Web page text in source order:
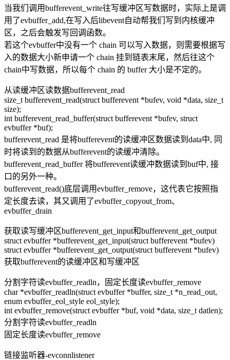
当我们调用bufferevent_write往写缓冲区写数据时，实际上是调
用了evbuffer_add,在写入后libevent自动帮我们写到内核缓冲
区，之后会触发写回调函数。
若这个evbuffer中没有一个 chain 可以写入数据，则需要根据写
入的数据大小新申请一个 chain 挂到链表末尾，然后往这个
chain中写数据，所以每个 chain 的 buffer 大小是不定的。
从读缓冲区读数据bufferevent_read
size_t bufferevent_read(struct bufferevent *bufev, void *data, size_t
size);
int bufferevent_read_buffer(struct bufferevent *bufev, struct
evbuffer *buf);
bufferevent_read 是将bufferevent的读缓冲区数据读到data中, 同
时将读到的数据从bufferevent的读缓冲清除。
bufferevent_read_buffer 将bufferevent读缓冲数据读到buf中, 接
口的另外一种。
bufferevent_read()底层调用evbuffer_remove，这代表它按照指
定长度去读，其又调用了evbuffer_copyout_from、
evbuffer_drain
获取读写缓冲区bufferevent_get_input和bufferevent_get_output
struct evbuffer *bufferevent_get_input(struct bufferevent *bufev)
struct evbuffer *bufferevent_get_output(struct bufferevent *bufev)
获取bufferevent的读缓冲区和写缓冲区
分割字符读evbuffer_readln，固定长度读evbuffer_remove
char *evbuffer_readln(struct evbuffer *buffer, size_t *n_read_out,
enum evbuffer_eol_style eol_style);
int evbuffer_remove(struct evbuffer *buf, void *data, size_t datlen);
分割字符读evbuffer_readln
固定长度读evbuffer_remove
链接监听器-evconnlistener